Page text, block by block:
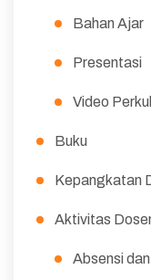
Bahan Ajar
Presentasi
Video
Buku
Kepangkatan
Aktivitas
Absensi